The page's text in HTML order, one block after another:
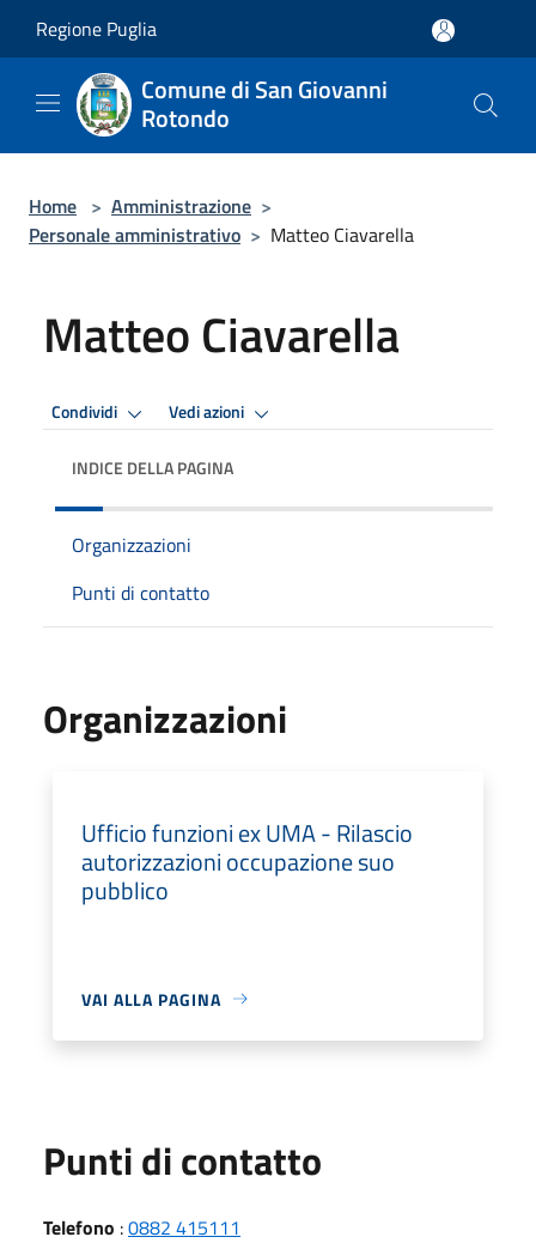
Regione Puglia
Comune di San Giovanni
Rotondo
Home > Amministrazione >
Personale amministrativo > Matteo Ciavarella
Matteo Ciavarella
Condividi Vedi azioni
INDICE DELLA PAGINA
Organizzazioni
Punti di contatto
Organizzazioni
Ufficio funzioni ex UMA - Rilascio
autorizzazioni occupazione suo
pubblico
VAI ALLA PAGINA
Punti di contatto
Telefono :0882 415111